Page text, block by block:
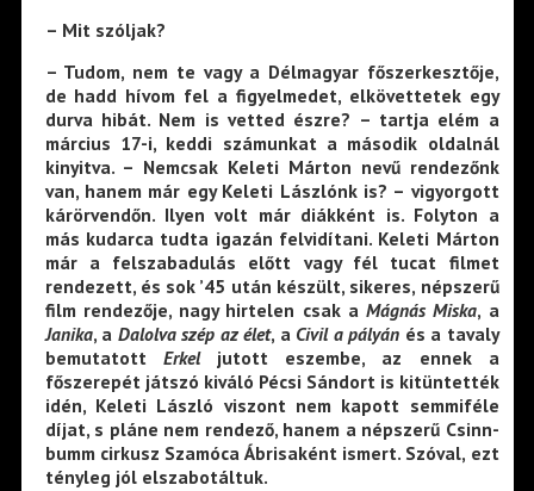
– Mit szóljak?
– Tudom, nem te vagy a Délmagyar főszerkesztője,
de hadd hívom fel a figyelmedet, elkövettetek egy
durva hibát. Nem is vetted észre? – tartja elém a
március 17-i, keddi számunkat a második oldalnál
kinyitva. – Nemcsak Keleti Márton nevű rendezőnk
van, hanem már egy Keleti Lászlónk is? – vigyorgott
kárörvendőn. Ilyen volt már diákként is. Folyton a
más kudarca tudta igazán felvidítani. Keleti Márton
már a felszabadulás előtt vagy fél tucat filmet
rendezett, és sok ’45 után készült, sikeres, népszerű
film rendezője, nagy hirtelen csak aMágnás Miska, a
Janika, a Dalolva szép az élet, a Civil a pályán és a tavaly
bemutatott Erkel jutott eszembe, az ennek a
főszerepét játszó kiváló Pécsi Sándort is kitüntették
idén, Keleti László viszont nem kapott semmiféle
díjat, s pláne nem rendező, hanem a népszerű Csinn-
bumm cirkusz Szamóca Ábrisaként ismert. Szóval, ezt
tényleg jól elszabotáltuk.